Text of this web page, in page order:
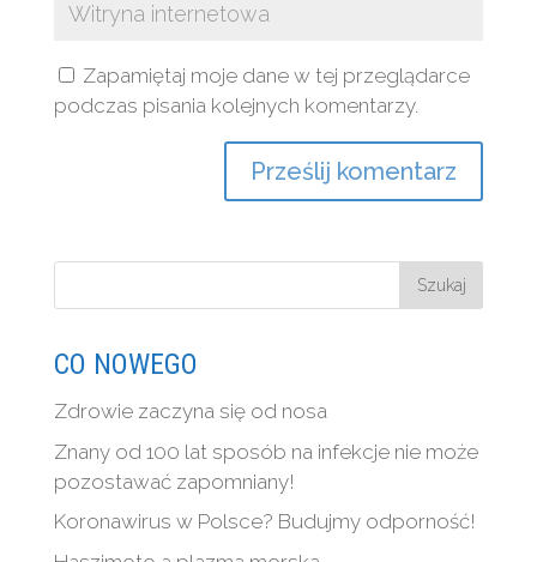
Zapamiętaj moje dane w tej przeglądarce
podczas pisania kolejnych komentarzy.
CO NOWEGO
Zdrowie zaczyna się od nosa
Znany od 100 lat sposób na infekcje nie może
pozostawać zapomniany!
Koronawirus w Polsce? Budujmy odporność!